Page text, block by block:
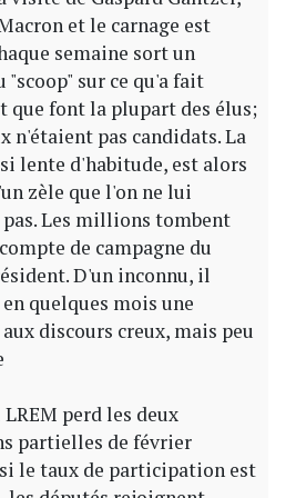
et le carnage est
semaine sort un
"scoop" sur ce qu'a fait
que font la plupart des élus;
n'étaient pas candidats. La
lente d'habitude, est alors
zèle que l'on ne lui
Les millions tombent
de campagne du
D'un inconnu, il
quelques mois une
discours creux, mais peu
perd les deux
partielles de février
le taux de participation est